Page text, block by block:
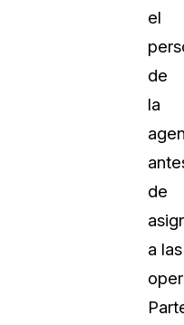
el
de
la
de
a las